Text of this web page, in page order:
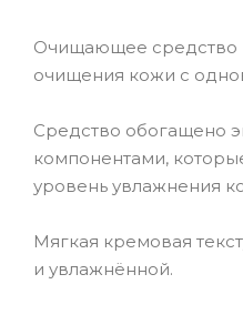
Очищающее средство
очищения кожи с
Средство обогащено
компонентами,
уровень увлажнения
Мягкая кремовая
и увлажнённой.